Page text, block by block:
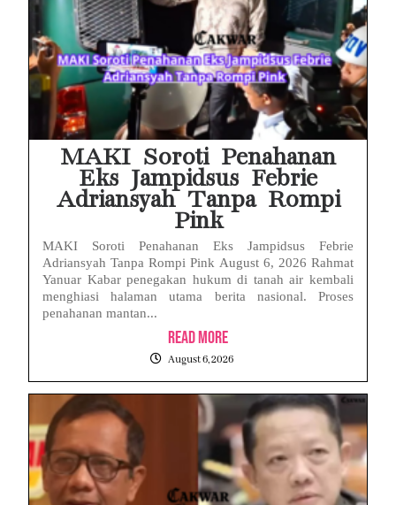
MAKI Soroti Penahanan
Eks Jampidsus Febrie
Adriansyah Tanpa Rompi
Pink
MAKI Soroti Penahanan Eks Jampidsus Febrie
Adriansyah Tanpa Rompi Pink August 6, 2026 Rahmat
Yanuar Kabar penegakan hukum di tanah air kembali
menghiasi halaman utama berita nasional. Proses
penahanan mantan...
Read More
August 6, 2026